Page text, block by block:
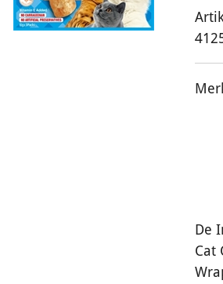
De
Cat